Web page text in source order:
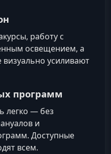
работу с
освещением, а
усиливают
программ
легко — без
и
Доступные
всем.